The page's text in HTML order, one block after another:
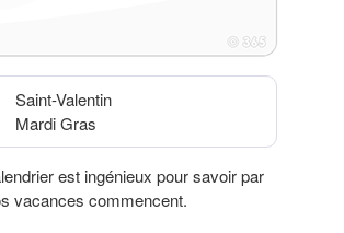
Saint-Valentin
Mardi Gras
est ingénieux pour savoir par
vacances commencent.